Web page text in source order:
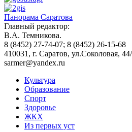
Панорама Саратова
Главный редактор:
В.А. Темникова.
8 (8452) 27-74-07; 8 (8452) 26-15-68
410031, г. Саратов, ул.Соколовая,
sarmer@yandex.ru
Культура
Образование
Спорт
Здоровье
ЖКХ
Из пеpвых уст